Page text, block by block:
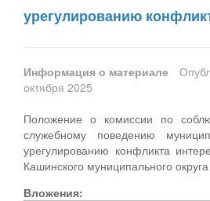
урегулированию
Информация о материале
октября 2025
Положение о комиссии по
служебному поведению
урегулированию конфликта
Кашинского муниципального
Вложения: